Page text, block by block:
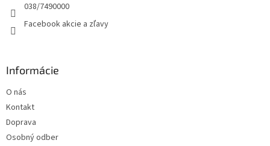
038/7490000
Facebook akcie a zľavy
Informácie
O nás
Kontakt
Doprava
Osobný odber